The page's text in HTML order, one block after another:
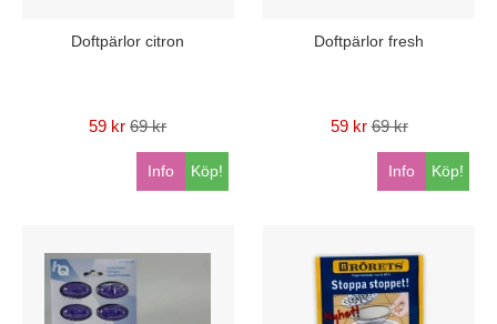
Doftpärlor citron
59 kr 69 kr
Köp!
Info
Doftpärlor fresh
59 kr 69 kr
Köp!
Info